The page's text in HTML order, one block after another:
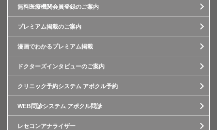
無料医療機関会員登録のご案内
プレミアム掲載のご案内
漫画でわかるプレミアム掲載
ドクターズインタビューのご案内
クリニック予約システム アポクル予約
WEB問診システム アポクル問診
レセコンアナライザー